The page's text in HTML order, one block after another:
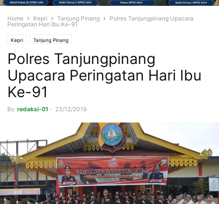
Home Kepri Tanjung Pinang
Polres Tanjungpinang Upacara
Peringatan Hari Ibu Ke-91
Kepri Tanjung Pinang
Polres Tanjungpinang
Upacara Peringatan Hari Ibu
Ke-91
By redaksi-01 - 23/12/2019